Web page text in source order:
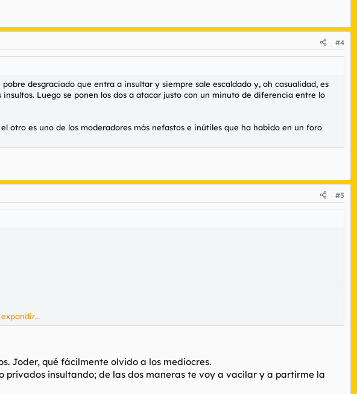
#4
desgraciado que entra a insultar y siempre sale escaldado y, oh casualidad, es
Luego se ponen los dos a atacar justo con un minuto de diferencia entre lo
otro es uno de los moderadores más nefastos e inútiles que ha habido en un foro
#5
Joder, qué fácilmente olvido a los mediocres.
privados insultando; de las dos maneras te voy a vacilar y a partirme la